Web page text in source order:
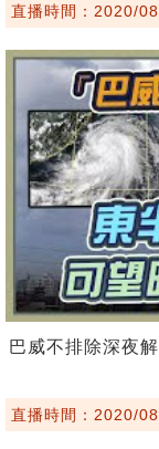
直播時間：2020/
巴威不排除深夜
直播時間：2020/